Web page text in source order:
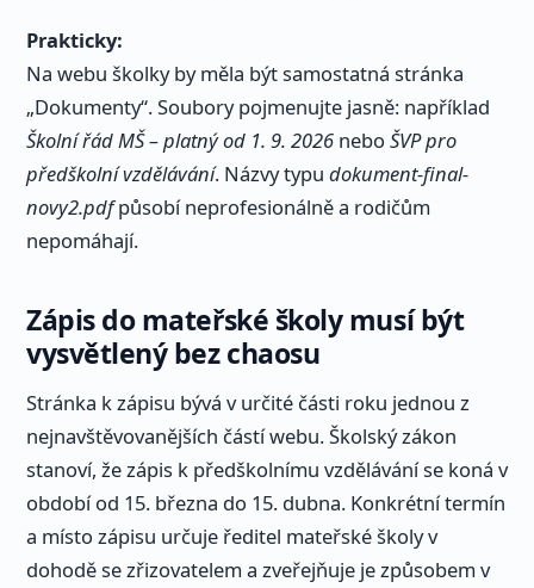
Prakticky:
Na webu školky by měla být samostatná stránka
„Dokumenty“. Soubory pojmenujte jasně: například
Školní řád MŠ – platný od 1. 9. 2026 nebo ŠVP pro
předškolní vzdělávání. Názvy typu dokument-final-
novy2.pdfpůsobí neprofesionálně a rodičům
nepomáhají.
Zápis do mateřské školy musí být
vysvětlený bez chaosu
Stránka k zápisu bývá v určité části roku jednou z
nejnavštěvovanějších částí webu. Školský zákon
stanoví, že zápis k předškolnímu vzdělávání se koná v
období od 15. března do 15. dubna. Konkrétní termín
a místo zápisu určuje ředitel mateřské školy v
dohodě se zřizovatelem a zveřejňuje je způsobem v